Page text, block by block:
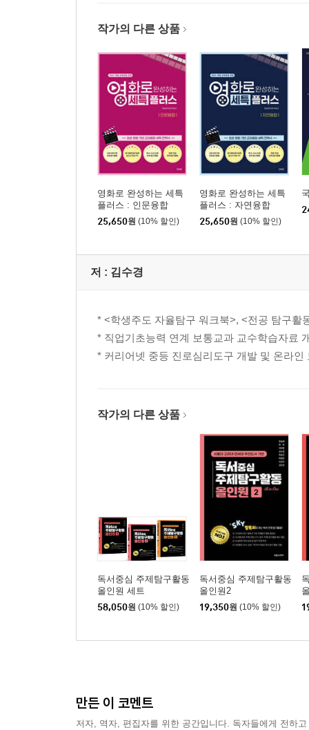
작가의 다른 상품
영화로 완성하는 세특
플러스 : 인문융합
25,650원 (10% 할인)
영화로 완성하는 세특
플러스 : 자연융합
25,650원 (10% 할인)
저 : 김수경
* <학생주도 자율탐구 워크북>, <전공 탐구활
* 직업기초능력 연계 보통교과 교수학습자료
* 커리어넷 중등 진로심리도구 개발 및 온라인
작가의 다른 상품
독서중심 주제탐구활동
올인원 세트
58,050원 (10% 할인)
독서중심 주제탐구활동
올인원2
19,350원 (10% 할인)
만든 이 코멘트
저자, 역자, 편집자를 위한 공간입니다. 독자들에게 전하